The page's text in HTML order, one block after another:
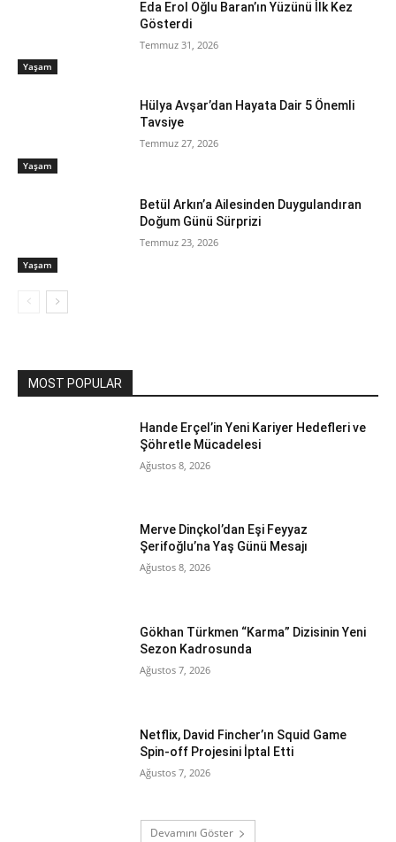
Yaşam
Eda Erol Oğlu Baran’ın Yüzünü İlk Kez
Gösterdi
Temmuz 31, 2026
Yaşam
Hülya Avşar’dan Hayata Dair 5 Önemli
Tavsiye
Temmuz 27, 2026
Yaşam
Betül Arkın’a Ailesinden Duygulandıran
Doğum Günü Sürprizi
Temmuz 23, 2026
MOST POPULAR
Hande Erçel’in Yeni Kariyer Hedefleri ve
Şöhretle Mücadelesi
Ağustos 8, 2026
Merve Dinçkol’dan Eşi Feyyaz
Şerifoğlu’na Yaş Günü Mesajı
Ağustos 8, 2026
Gökhan Türkmen “Karma” Dizisinin Yeni
Sezon Kadrosunda
Ağustos 7, 2026
Netflix, David Fincher’ın Squid Game
Spin-off Projesini İptal Etti
Ağustos 7, 2026
Devamını Göster